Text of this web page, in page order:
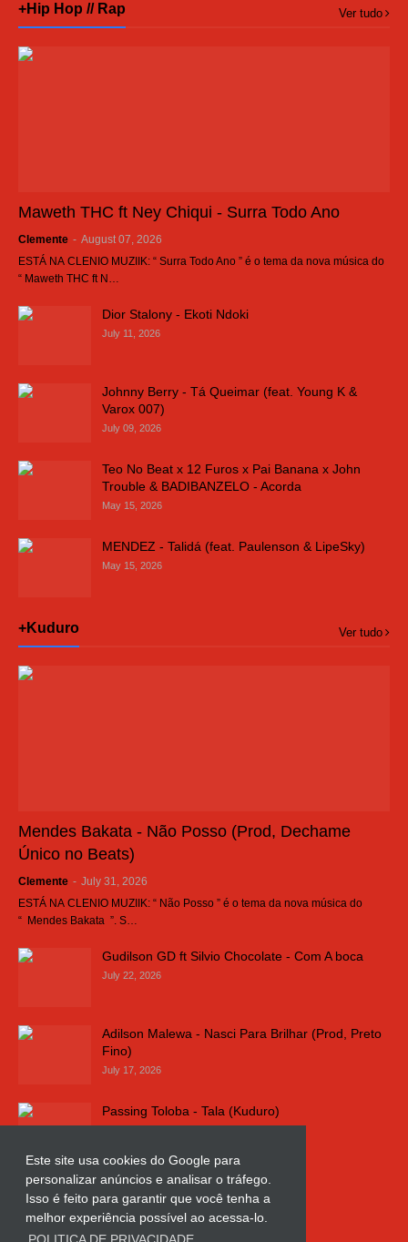
Este site usa cookies do Google para
personalizar anúncios e analisar o tráfego.
Isso é feito para garantir que você tenha a
melhor experiência possível ao acessa-lo.
+Hip Hop // Rap Ver tudo
Maweth THC ft Ney Chiqui - Surra Todo Ano
Clemente - August 07, 2026
ESTÁ NA CLENIO MUZIIK: “ Surra Todo Ano ” é o tema da nova música do
“ Maweth THC ft N…
Dior Stalony - Ekoti Ndoki
July 11, 2026
Johnny Berry - Tá Queimar (feat. Young K &
Varox 007)
July 09, 2026
Teo No Beat x 12 Furos x Pai Banana x John
Trouble & BADIBANZELO - Acorda
May 15, 2026
MENDEZ - Talidá (feat. Paulenson & LipeSky)
May 15, 2026
+Kuduro Ver tudo
Mendes Bakata - Não Posso (Prod, Dechame
Único no Beats)
Clemente - July 31, 2026
ESTÁ NA CLENIO MUZIIK: “ Não Posso ” é o tema da nova música do
“ Mendes Bakata ”. S…
Gudilson GD ft Silvio Chocolate - Com A boca
July 22, 2026
Adilson Malewa - Nasci Para Brilhar (Prod, Preto
Fino)
July 17, 2026
Passing Toloba - Tala (Kuduro)
Russo k - Ligação da Comarca
July 11, 2026